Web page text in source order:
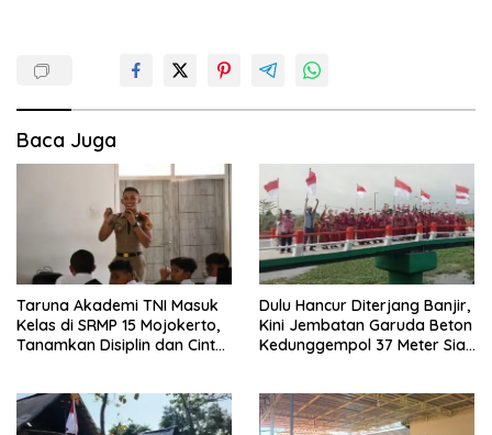
Baca Juga
Taruna Akademi TNI Masuk
Kelas di SRMP 15 Mojokerto,
Tanamkan Disiplin dan Cinta
Dulu Hancur Diterjang Banjir,
Kini Jembatan Garuda Beton
Kedunggempol 37 Meter Siap